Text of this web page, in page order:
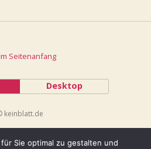
Seitenanfang
Desktop
keinblatt.de
Sie optimal zu gestalten und